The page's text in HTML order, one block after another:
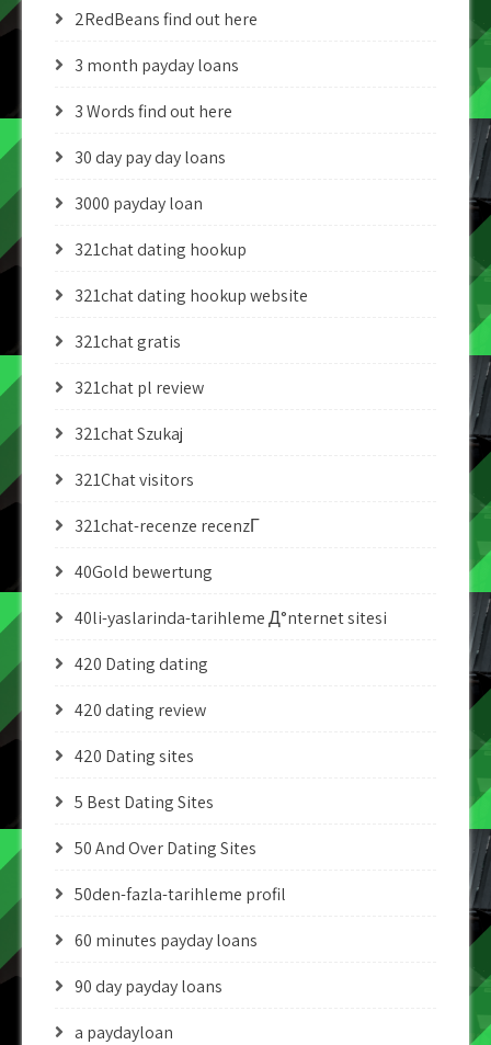
2RedBeans find out here
3 month payday loans
3 Words find out here
30 day pay day loans
3000 payday loan
321chat dating hookup
321chat dating hookup website
321chat gratis
321chat pl review
321chat Szukaj
321Chat visitors
321chat-recenze recenzГ­
40Gold bewertung
40li-yaslarinda-tarihleme Д°nternet sitesi
420 Dating dating
420 dating review
420 Dating sites
5 Best Dating Sites
50 And Over Dating Sites
50den-fazla-tarihleme profil
60 minutes payday loans
90 day payday loans
a paydayloan